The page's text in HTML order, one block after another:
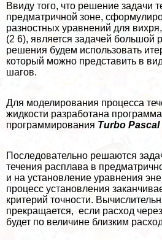
Ввиду того, что решение задачи
предматричной зоне,
разностных уравнений для
(2 6), является задачей большой
решения будем использовать
который можно представить в
шагов.
Для моделирования процесса
жидкости разработана программа
программирования Turbo Pascal
Последовательно решаются
течения расплава в
и на установление уравнения
процесс установления
критерий точности.
прекращается, если расход
будет по величине близким